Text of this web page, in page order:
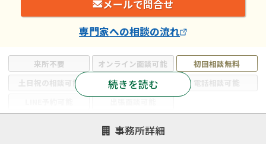
来所不要 オンライン面談可能
初回相談無料
土日祝の相談可能
19時以降電話可能
電話相談可能
続きを読む
メールで問合せ
専門家への相談の流れ
事務所詳細